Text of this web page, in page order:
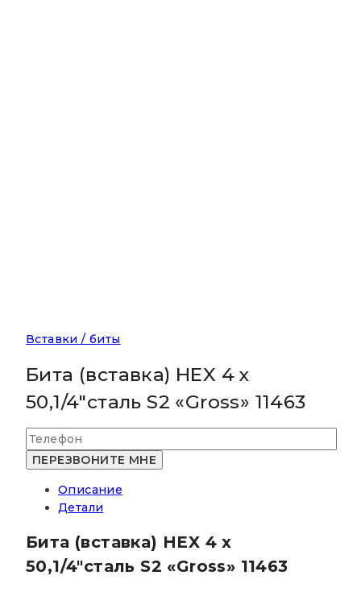
Вставки / биты
Бита (вставка) HEX 4 х
50,1/4″сталь S2 «Gross» 11463
Описание
Детали
Бита (вставка) HEX 4 х
50,1/4″сталь S2 «Gross» 11463